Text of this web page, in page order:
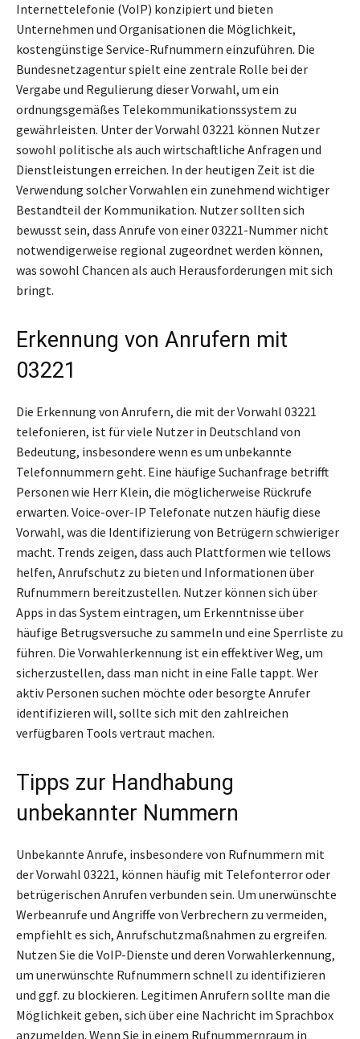
Internettelefonie (VoIP) konzipiert und bieten
Unternehmen und Organisationen die Möglichkeit,
kostengünstige Service-Rufnummern einzuführen. Die
Bundesnetzagentur spielt eine zentrale Rolle bei der
Vergabe und Regulierung dieser Vorwahl, um ein
ordnungsgemäßes Telekommunikationssystem zu
gewährleisten. Unter der Vorwahl 03221 können Nutzer
sowohl politische als auch wirtschaftliche Anfragen und
Dienstleistungen erreichen. In der heutigen Zeit ist die
Verwendung solcher Vorwahlen ein zunehmend wichtiger
Bestandteil der Kommunikation. Nutzer sollten sich
bewusst sein, dass Anrufe von einer 03221-Nummer nicht
notwendigerweise regional zugeordnet werden können,
was sowohl Chancen als auch Herausforderungen mit sich
bringt.
Erkennung von Anrufern mit
03221
Die Erkennung von Anrufern, die mit der Vorwahl 03221
telefonieren, ist für viele Nutzer in Deutschland von
Bedeutung, insbesondere wenn es um unbekannte
Telefonnummern geht. Eine häufige Suchanfrage betrifft
Personen wie Herr Klein, die möglicherweise Rückrufe
erwarten. Voice-over-IP Telefonate nutzen häufig diese
Vorwahl, was die Identifizierung von Betrügern schwieriger
macht. Trends zeigen, dass auch Plattformen wie tellows
helfen, Anrufschutz zu bieten und Informationen über
Rufnummern bereitzustellen. Nutzer können sich über
Apps in das System eintragen, um Erkenntnisse über
häufige Betrugsversuche zu sammeln und eine Sperrliste zu
führen. Die Vorwahlerkennung ist ein effektiver Weg, um
sicherzustellen, dass man nicht in eine Falle tappt. Wer
aktiv Personen suchen möchte oder besorgte Anrufer
identifizieren will, sollte sich mit den zahlreichen
verfügbaren Tools vertraut machen.
Tipps zur Handhabung
unbekannter Nummern
Unbekannte Anrufe, insbesondere von Rufnummern mit
der Vorwahl 03221, können häufig mit Telefonterror oder
betrügerischen Anrufen verbunden sein. Um unerwünschte
Werbeanrufe und Angriffe von Verbrechern zu vermeiden,
empfiehlt es sich, Anrufschutzmaßnahmen zu ergreifen.
Nutzen Sie die VoIP-Dienste und deren Vorwahlerkennung,
um unerwünschte Rufnummern schnell zu identifizieren
und ggf. zu blockieren. Legitimen Anrufern sollte man die
Möglichkeit geben, sich über eine Nachricht im Sprachbox
anzumelden. Wenn Sie in einem Rufnummernraum in